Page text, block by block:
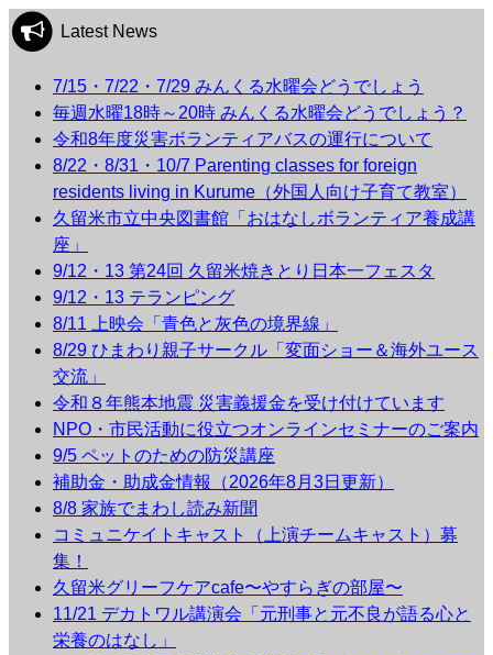
Latest News
7/15・7/22・7/29 みんくる水曜会どうでしょう
毎週水曜18時～20時 みんくる水曜会どうでしょう？
令和8年度災害ボランティアバスの運行について
8/22・8/31・10/7 Parenting classes for foreign
residents living in Kurume（外国人向け子育て教室）
久留米市立中央図書館「おはなしボランティア養成講
座」
9/12・13 第24回 久留米焼きとり日本一フェスタ
9/12・13 テランピング
8/11 上映会「青色と灰色の境界線」
8/29 ひまわり親子サークル「変面ショー＆海外ユース
交流」
令和８年熊本地震 災害義援金を受け付けています
NPO・市民活動に役立つオンラインセミナーのご案内
9/5 ペットのための防災講座
補助金・助成金情報（2026年8月3日更新）
8/8 家族でまわし読み新聞
コミュニケイトキャスト（上演チームキャスト）募
集！
久留米グリーフケアcafe〜やすらぎの部屋〜
11/21 デカトワル講演会「元刑事と元不良が語る心と
栄養のはなし」